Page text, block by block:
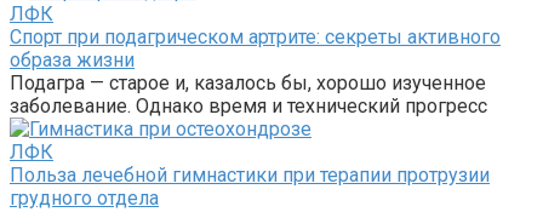
ЛФК
Спорт при подагрическом артрите: секреты активного
образа жизни
Подагра — старое и, казалось бы, хорошо изученное
заболевание. Однако время и технический прогресс
ЛФК
Польза лечебной гимнастики при терапии протрузии
грудного отдела